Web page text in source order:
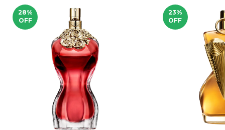
28%
OFF
23%
OFF